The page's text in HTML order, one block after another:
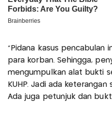
“Pidana kasus pencabulan
para korban. Sehingga,
mengumpulkan alat bukti
KUHP. Jadi ada
Ada juga petunjuk dan